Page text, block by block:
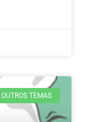
OUTROS TEMAS